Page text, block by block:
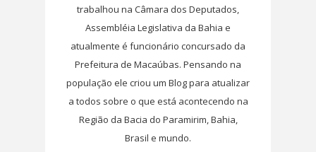
trabalhou na Câmara dos Deputados,
Assembléia Legislativa da Bahia e
atualmente é funcionário concursado da
Prefeitura de Macaúbas. Pensando na
população ele criou um Blog para atualizar
a todos sobre o que está acontecendo na
Região da Bacia do Paramirim, Bahia,
Brasil e mundo.